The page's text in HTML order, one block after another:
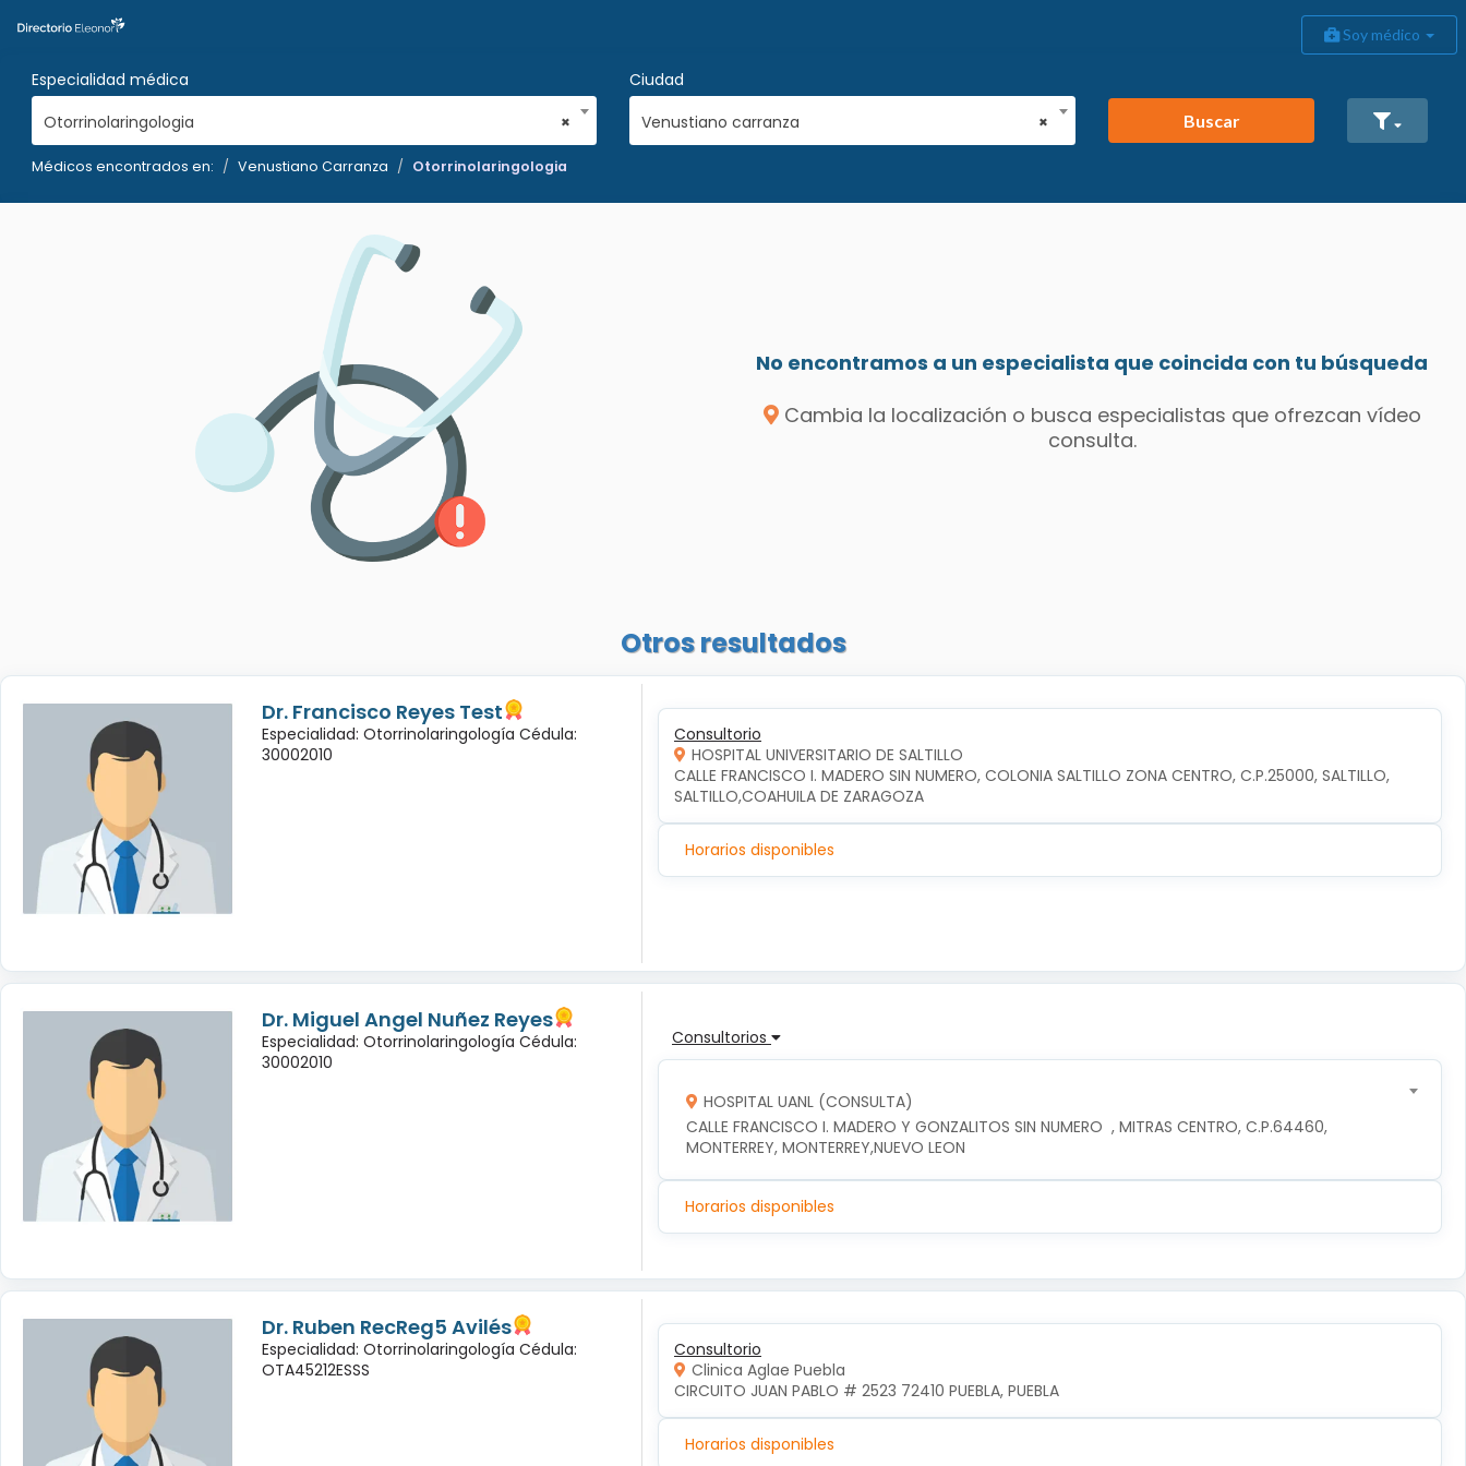
Soy médico
Especialidad médica
×
Otorrinolaringologia
Ciudad
×
Venustiano carranza Buscar
Médicos encontrados en: Venustiano Carranza Otorrinolaringologia
No encontramos a un especialista que coincida con tu búsqueda
Cambia la localización o busca especialistas que ofrezcan vídeo
consulta.
Otros resultados
Dr. Francisco Reyes Test
Especialidad: Otorrinolaringología Cédula:
30002010
Consultorio
HOSPITAL UNIVERSITARIO DE SALTILLO
CALLE FRANCISCO I. MADERO SIN NUMERO, COLONIA SALTILLO ZONA CENTRO, C.P.25000, SALTILLO,
SALTILLO,COAHUILA DE ZARAGOZA
Horarios disponibles
Dr. Miguel Angel Nuñez Reyes
Especialidad: Otorrinolaringología Cédula:
30002010
Consultorios
HOSPITAL UANL (CONSULTA)
CALLE FRANCISCO I. MADERO Y GONZALITOS SIN NUMERO  , MITRAS CENTRO, C.P.64460,
MONTERREY, MONTERREY,NUEVO LEON
Horarios disponibles
Dr. Ruben RecReg5 Avilés
Especialidad: Otorrinolaringología Cédula:
OTA45212ESSS
Consultorio
Clinica Aglae Puebla
CIRCUITO JUAN PABLO # 2523 72410 PUEBLA, PUEBLA
Horarios disponibles